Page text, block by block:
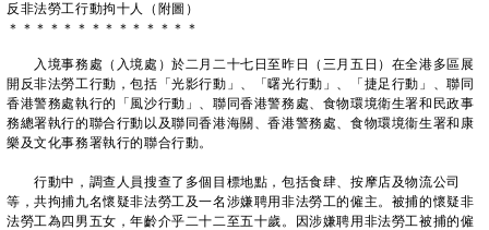
反非法勞工行動拘十人（附圖）
＊ ＊ ＊ ＊ ＊ ＊ ＊ ＊ ＊ ＊ ＊ ＊ ＊ ＊
入境事務處（入境處）於二月二十七日至昨日（三月五日）在全港多區展
開反非法勞工行動，包括「光影行動」、「曙光行動」、「捷足行動」、聯同
香港警務處執行的「風沙行動」、聯同香港警務處、食物環境衛生署和民政事
務總署執行的聯合行動以及聯同香港海關、香港警務處、食物環境衞生署和康
樂及文化事務署執行的聯合行動。
行動中，調查人員搜查了多個目標地點，包括食肆、按摩店及物流公司
等，共拘捕九名懷疑非法勞工及一名涉嫌聘用非法勞工的僱主。被捕的懷疑非
法勞工為四男五女，年齡介乎二十二至五十歲。因涉嫌聘用非法勞工被捕的僱